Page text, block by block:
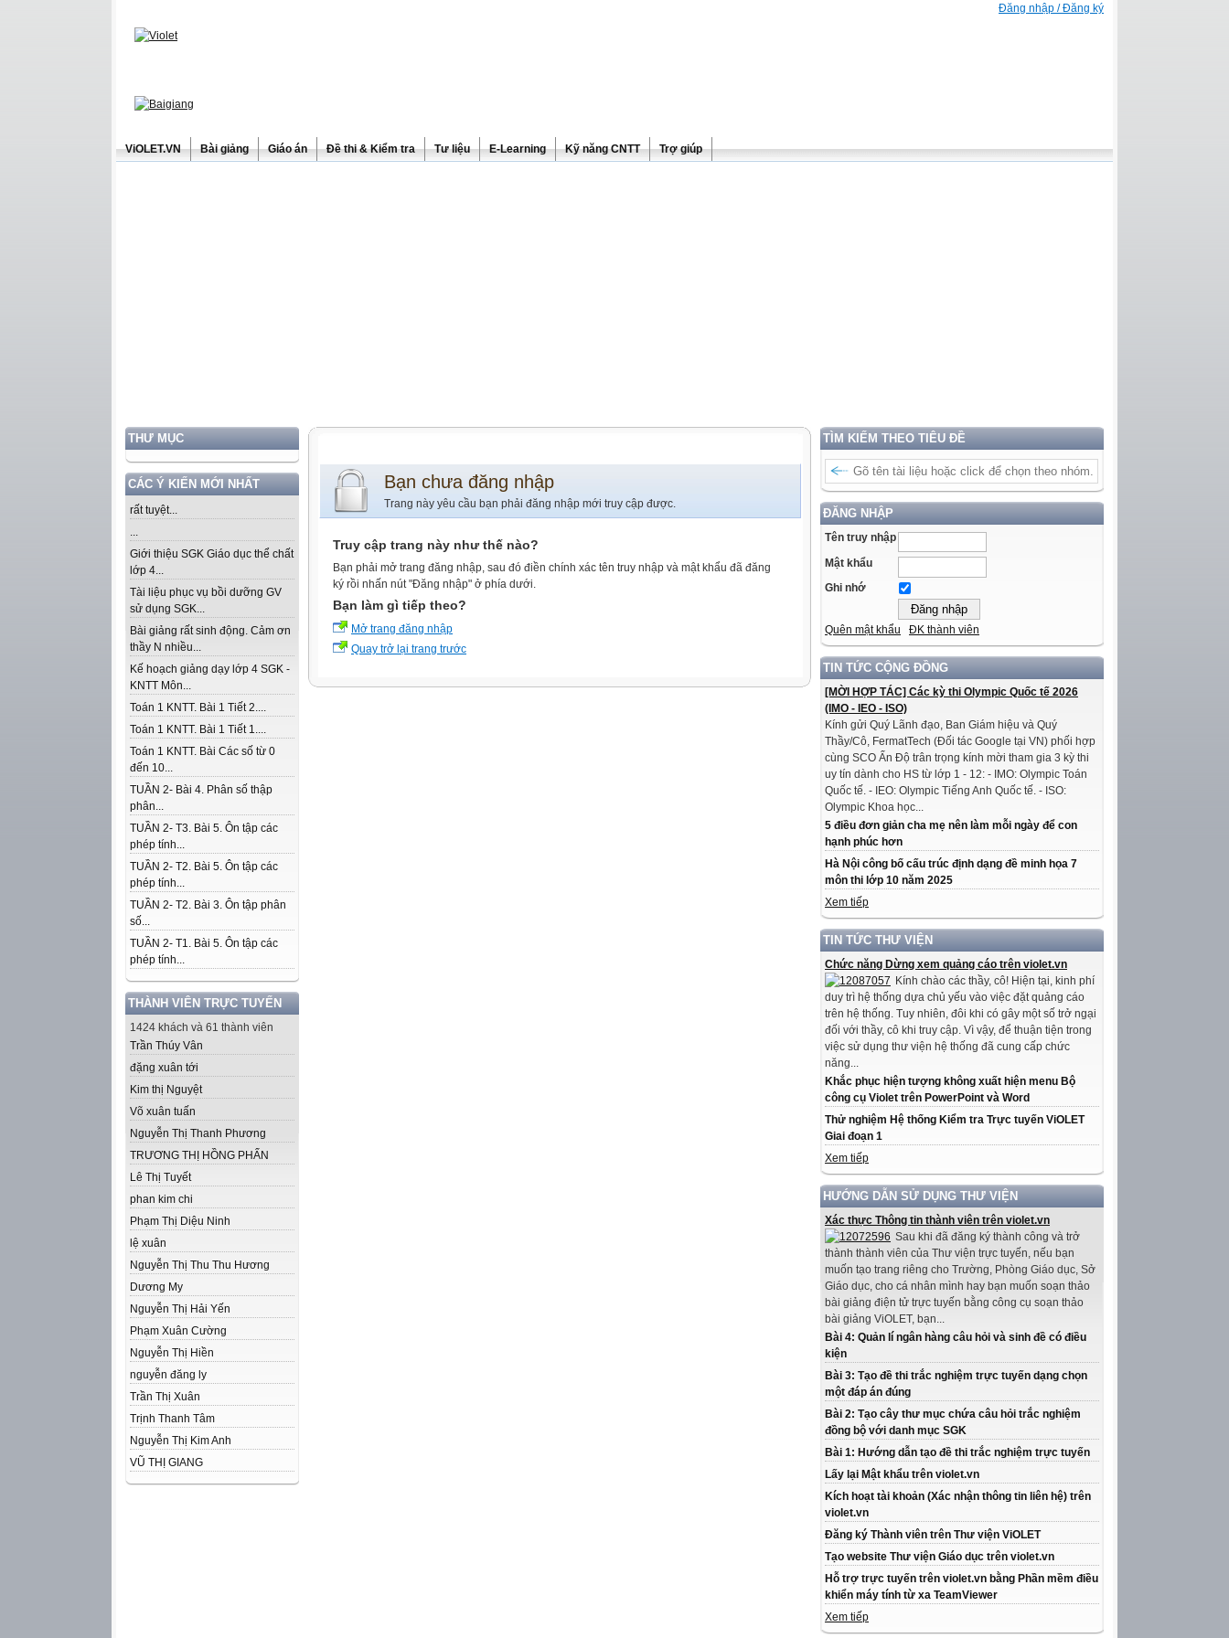
Đăng nhập / Đăng ký
ViOLET.VN Bài giảng Giáo án Đề thi & Kiểm tra Tư liệu E-Learning Kỹ năng CNTT Trợ giúp
THƯ MỤC
CÁC Ý KIẾN MỚI NHẤT
rất tuyệt...
...
Giới thiệu SGK Giáo dục thể chất
lớp 4...
Tài liệu phục vụ bồi dưỡng GV
sử dụng SGK...
Bài giảng rất sinh động. Cảm ơn
thầy N nhiều...
Kế hoạch giảng dạy lớp 4 SGK -
KNTT Môn...
Toán 1 KNTT. Bài 1 Tiết 2....
Toán 1 KNTT. Bài 1 Tiết 1....
Toán 1 KNTT. Bài Các số từ 0
đến 10...
TUẦN 2- Bài 4. Phân số thập
phân...
TUẦN 2- T3. Bài 5. Ôn tập các
phép tính...
TUẦN 2- T2. Bài 5. Ôn tập các
phép tính...
TUẦN 2- T2. Bài 3. Ôn tập phân
số...
TUẦN 2- T1. Bài 5. Ôn tập các
phép tính...
THÀNH VIÊN TRỰC TUYẾN
1424 khách và 61 thành viên
Trần Thúy Vân
đặng xuân tới
Kim thị Nguyệt
Võ xuân tuấn
Nguyễn Thị Thanh Phương
TRƯƠNG THỊ HỒNG PHẤN
Lê Thị Tuyết
phan kim chi
Phạm Thị Diệu Ninh
lệ xuân
Nguyễn Thị Thu Thu Hương
Dương My
Nguyễn Thị Hải Yến
Phạm Xuân Cường
Nguyễn Thị Hiền
nguyễn đăng ly
Trần Thị Xuân
Trịnh Thanh Tâm
Nguyễn Thị Kim Anh
VŨ THỊ GIANG
TÌM KIẾM THEO TIÊU ĐỀ
ĐĂNG NHẬP
Tên truy nhập
Mật khẩu
Ghi nhớ
Quên mật khẩu ĐK thành viên
TIN TỨC CỘNG ĐỒNG
[MỜI HỢP TÁC] Các kỳ thi Olympic Quốc tế 2026
(IMO - IEO - ISO)
Kính gửi Quý Lãnh đạo, Ban Giám hiệu và Quý
Thầy/Cô, FermatTech (Đối tác Google tại VN) phối hợp
cùng SCO Ấn Độ trân trọng kính mời tham gia 3 kỳ thi
uy tín dành cho HS từ lớp 1 - 12: - IMO: Olympic Toán
Quốc tế. - IEO: Olympic Tiếng Anh Quốc tế. - ISO:
Olympic Khoa học...
5 điều đơn giản cha mẹ nên làm mỗi ngày để con
hạnh phúc hơn
Hà Nội công bố cấu trúc định dạng đề minh họa 7
môn thi lớp 10 năm 2025
Xem tiếp
TIN TỨC THƯ VIỆN
Chức năng Dừng xem quảng cáo trên violet.vn
Kính chào các thầy, cô! Hiện tại, kinh phí
duy trì hệ thống dựa chủ yếu vào việc đặt quảng cáo
trên hệ thống. Tuy nhiên, đôi khi có gây một số trở ngại
đối với thầy, cô khi truy cập. Vì vậy, để thuận tiện trong
việc sử dụng thư viện hệ thống đã cung cấp chức
năng...
Khắc phục hiện tượng không xuất hiện menu Bộ
công cụ Violet trên PowerPoint và Word
Thử nghiệm Hệ thống Kiểm tra Trực tuyến ViOLET
Giai đoạn 1
Xem tiếp
HƯỚNG DẪN SỬ DỤNG THƯ VIỆN
Xác thực Thông tin thành viên trên violet.vn
Sau khi đã đăng ký thành công và trở
thành thành viên của Thư viện trực tuyến, nếu bạn
muốn tạo trang riêng cho Trường, Phòng Giáo dục, Sở
Giáo dục, cho cá nhân mình hay bạn muốn soạn thảo
bài giảng điện tử trực tuyến bằng công cụ soạn thảo
bài giảng ViOLET, bạn...
Bài 4: Quản lí ngân hàng câu hỏi và sinh đề có điều
kiện
Bài 3: Tạo đề thi trắc nghiệm trực tuyến dạng chọn
một đáp án đúng
Bài 2: Tạo cây thư mục chứa câu hỏi trắc nghiệm
đồng bộ với danh mục SGK
Bài 1: Hướng dẫn tạo đề thi trắc nghiệm trực tuyến
Lấy lại Mật khẩu trên violet.vn
Kích hoạt tài khoản (Xác nhận thông tin liên hệ) trên
violet.vn
Đăng ký Thành viên trên Thư viện ViOLET
Tạo website Thư viện Giáo dục trên violet.vn
Hỗ trợ trực tuyến trên violet.vn bằng Phần mềm điều
khiển máy tính từ xa TeamViewer
Xem tiếp
Bạn chưa đăng nhập
Trang này yêu cầu bạn phải đăng nhập mới truy cập được.
Truy cập trang này như thế nào?
Bạn phải mở trang đăng nhập, sau đó điền chính xác tên truy nhập và mật khẩu đã đăng
ký rồi nhấn nút "Đăng nhập" ở phía dưới.
Bạn làm gì tiếp theo?
Mở trang đăng nhập
Quay trở lại trang trước